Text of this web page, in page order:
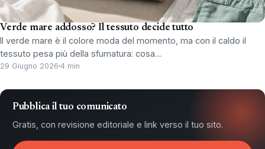
Verde mare addosso? Il tessuto decide tutto
Il verde mare è il colore moda del momento, ma con il caldo il
tessuto pesa più della sfumatura: cosa…
29 Giugno 2026 4 min
Pubblica il tuo comunicato
Gratis, con revisione editoriale e link verso il tuo sito.